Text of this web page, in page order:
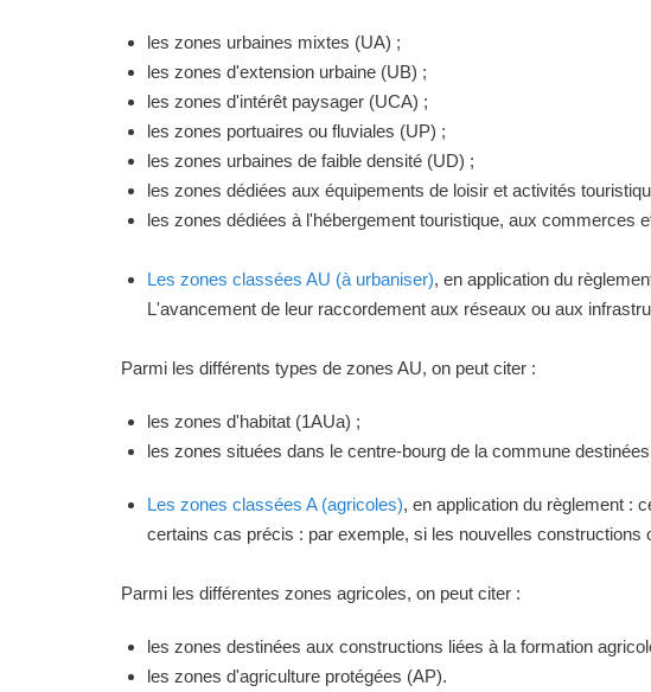
les zones urbaines mixtes (UA) ;
les zones d'extension urbaine (UB) ;
les zones d'intérêt paysager (UCA) ;
les zones portuaires ou fluviales (UP) ;
les zones urbaines de faible densité (UD) ;
les zones dédiées aux équipements de loisir et activités
les zones dédiées à l'hébergement touristique, aux commerces
Les zones classées AU (à urbaniser), en application du
L'avancement de leur raccordement aux réseaux ou aux
Parmi les différents types de zones AU, on peut citer :
les zones d'habitat (1AUa) ;
les zones situées dans le centre-bourg de la commune
Les zones classées A (agricoles), en application du règlement :
certains cas précis : par exemple, si les nouvelles constructions
Parmi les différentes zones agricoles, on peut citer :
les zones destinées aux constructions liées à la formation
les zones d'agriculture protégées (AP).